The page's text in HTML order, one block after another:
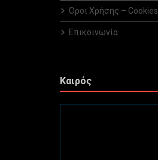
Όροι Χρήσης – Cookies
Επικοινωνία
Καιρός